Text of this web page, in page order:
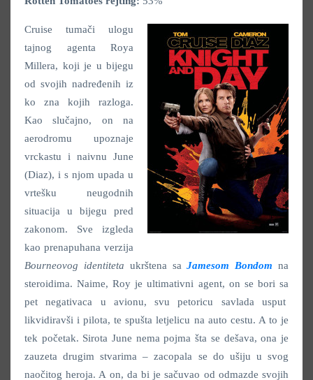
Cruise tumači ulogu
tajnog agenta Roya
Millera, koji je u bijegu
od svojih nadređenih iz
ko zna kojih razloga.
Kao slučajno, on na
aerodromu upoznaje
vrckastu i naivnu June
(Diaz), i s njom upada u
vrtešku neugodnih
situacija u bijegu pred
zakonom. Sve izgleda
kao prenapuhana verzija
Bourneovog identiteta ukrštena saJamesom Bondom na
steroidima. Naime, Roy je ultimativni agent, on se bori sa
pet negativaca u avionu, svu petoricu savlada usput
likvidiravši i pilota, te spušta letjelicu na auto cestu. A to je
tek početak. Sirota June nema pojma šta se dešava, ona je
zauzeta drugim stvarima – zacopala se do ušiju u svog
naočitog heroja. A on, da bi je sačuvao od odmazde svojih